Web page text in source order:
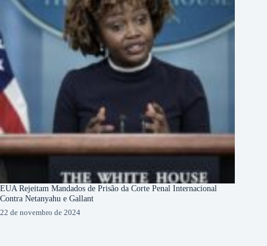
EUA Rejeitam Mandados de Prisão da Corte Penal Internacional
Contra Netanyahu e Gallant
22 de novembro de 2024